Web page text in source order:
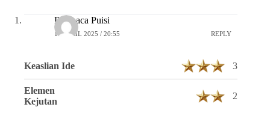
Pembaca Puisi
16 APRIL 2025 / 20:55 REPLY
Keaslian Ide 3
Elemen
Kejutan
2